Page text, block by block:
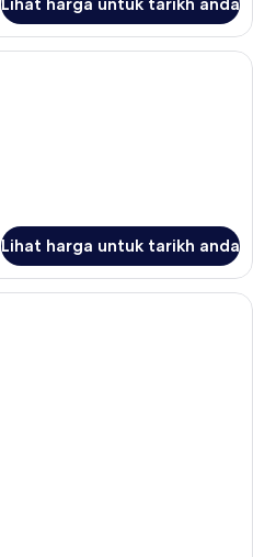
Peti besi dalam bilik, meja, kalis
Lihat harga untuk tarikh anda